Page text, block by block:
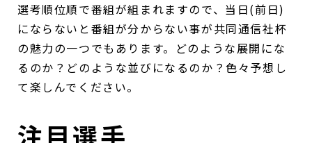
選考順位順で番組が組まれますので、当日(前日)
にならないと番組が分からない事が共同通信社杯
の魅力の一つでもあります。どのような展開にな
るのか？どのような並びになるのか？色々予想し
て楽しんでください。
注目選手